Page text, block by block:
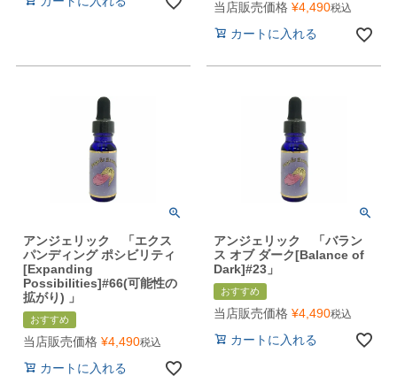
当店販売価格 ¥4,490税込
カートに入れる
アンジェリック 「エクス
パンディング ポシビリティ
[Expanding
Possibilities]#66(可能性の
拡がり) 」
おすすめ
当店販売価格 ¥4,490税込
カートに入れる
アンジェリック 「バラン
ス オブ ダーク[Balance of
Dark]#23」
おすすめ
当店販売価格 ¥4,490税込
カートに入れる